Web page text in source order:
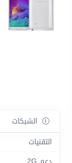
الشبكات
التقنيات